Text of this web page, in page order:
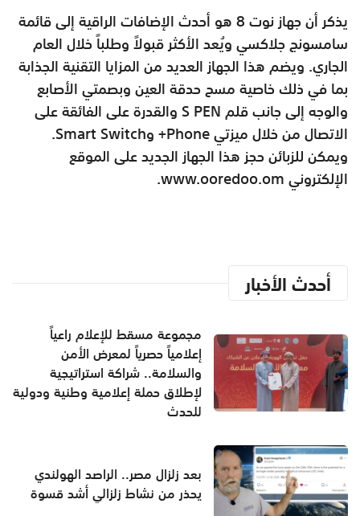
يذكر أن جهاز نوت 8 هو أحدث الإضافات الراقية إلى قائمة
سامسونج جلاكسي ويُعد الأكثر قبولاً وطلباً خلال العام
الجاري. ويضم هذا الجهاز العديد من المزايا التقنية الجذابة
بما في ذلك خاصية مسح حدقة العين وبصمتي الأصابع
والوجه إلى جانب قلم S PEN والقدرة على الفائقة على
الاتصال من خلال ميزتي Phone+ وSmart Switch.
ويمكن للزبائن حجز هذا الجهاز الجديد على الموقع
الإلكتروني www.ooredoo.om.
أحدث الأخبار
مجموعة مسقط للإعلام راعياً
إعلامياً حصرياً لمعرض الأمن
والسلامة.. شراكة استراتيجية
لإطلاق حملة إعلامية وطنية ودولية
للحدث
بعد زلزال مصر.. الراصد الهولندي
يحذر من نشاط زلزالي أشد قسوة